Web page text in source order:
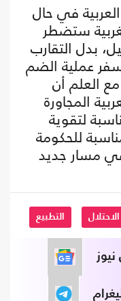
في حال
ستضطر
بدل التقارب
عملية الضم
العلم أن
المجاورة
لتقوية
للحكومة
في مسار جديد
الاحتلال التطبيع